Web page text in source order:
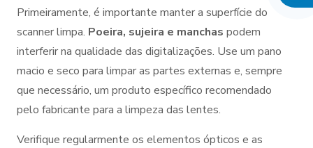
Primeiramente, é importante manter a superfície do
scanner limpa. Poeira, sujeira e manchas podem
interferir na qualidade das digitalizações. Use um pano
macio e seco para limpar as partes externas e, sempre
que necessário, um produto específico recomendado
pelo fabricante para a limpeza das lentes.
Verifique regularmente os elementos ópticos e as